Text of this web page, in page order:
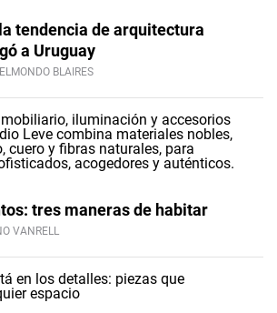
tendencia de arquitectura
a Uruguay
BLAIRES
tres maneras de habitar
VANRELL